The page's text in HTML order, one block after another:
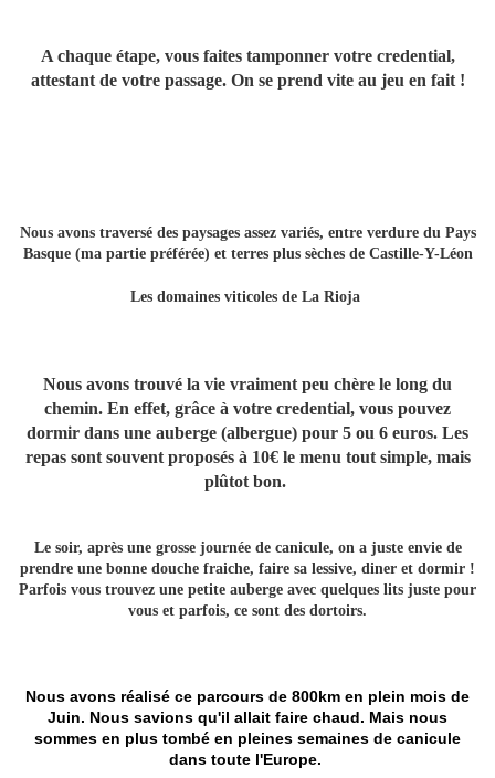
A chaque étape, vous faites tamponner votre credential,
attestant de votre passage. On se prend vite au jeu en fait !
Nous avons traversé des paysages assez variés, entre verdure du Pays
Basque (ma partie préférée) et terres plus sèches de Castille-Y-Léon
Les domaines viticoles de La Rioja
Nous avons trouvé la vie vraiment peu chère le long du
chemin. En effet, grâce à votre credential, vous pouvez
dormir dans une auberge (albergue) pour 5 ou 6 euros. Les
repas sont souvent proposés à 10€ le menu tout simple, mais
plûtot bon.
Le soir, après une grosse journée de canicule, on a juste envie de
prendre une bonne douche fraiche, faire sa lessive, diner et dormir !
Parfois vous trouvez une petite auberge avec quelques lits juste pour
vous et parfois, ce sont des dortoirs.
Nous avons réalisé ce parcours de 800km en plein mois de
Juin. Nous savions qu'il allait faire chaud. Mais nous
sommes en plus tombé en pleines semaines de canicule
dans toute l'Europe.